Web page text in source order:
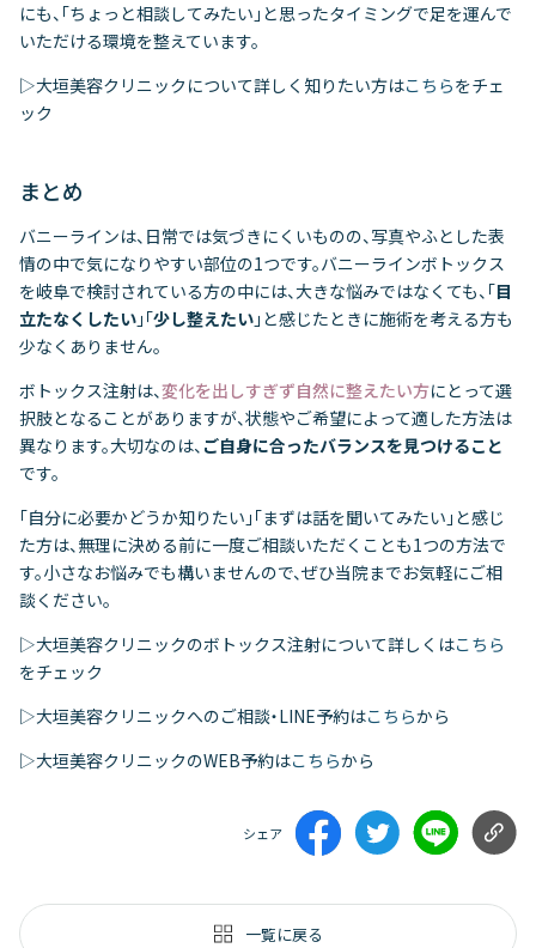
にも、「ちょっと相談してみたい」と思ったタイミングで足を運んで
いただける環境を整えています。
▷大垣美容クリニックについて詳しく知りたい方はこちらをチェ
ック
まとめ
バニーラインは、日常では気づきにくいものの、写真やふとした表
情の中で気になりやすい部位の1つです。バニーラインボトックス
を岐阜で検討されている方の中には、大きな悩みではなくても、「目
立たなくしたい 」「少し整えたい 」と感じたときに施術を考える方も
少なくありません。
ボトックス注射は、変化を出しすぎず自然に整えたい方にとって選
択肢となることがありますが、状態やご希望によって適した方法は
異なります。大切なのは、 ご自身に合ったバランスを見つけること
です。
「自分に必要かどうか知りたい」「まずは話を聞いてみたい」と感じ
た方は、無理に決める前に一度ご相談いただくことも1つの方法で
す。小さなお悩みでも構いませんので、ぜひ当院までお気軽にご相
談ください。
▷大垣美容クリニックのボトックス注射について詳しくはこちら
をチェック
▷大垣美容クリニックへのご相談・LINE予約はこちらから
▷大垣美容クリニックのWEB予約はこちらから
シェア
一覧に戻る